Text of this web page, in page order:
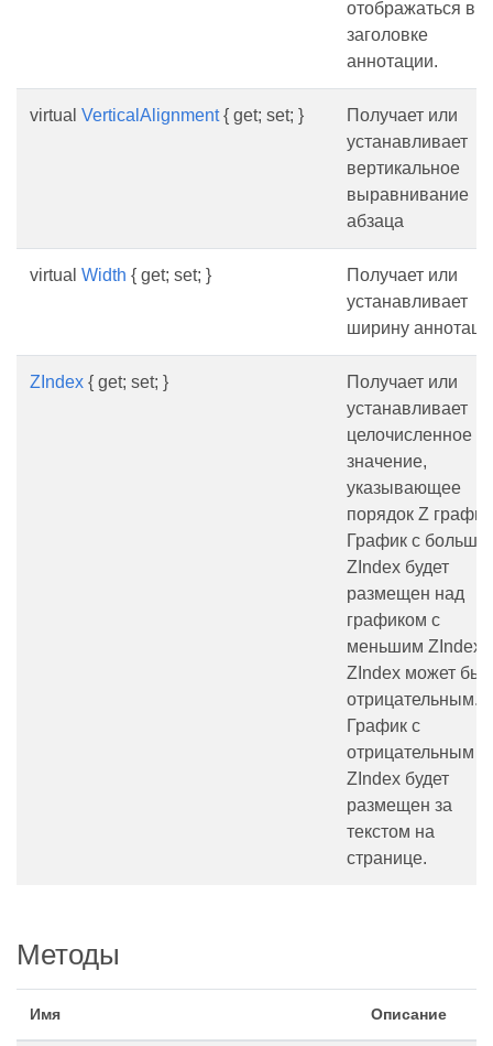
отображаться в
заголовке
аннотации.
virtual VerticalAlignment{ get; set; }
Получает или
устанавливает
вертикальное
выравнивание
абзаца
virtual Width { get; set; }
Получает или
устанавливает
ширину
ZIndex { get; set; }
Получает или
устанавливает
целочисленное
значение,
указывающее
порядок Z
График с
ZIndex будет
размещен над
графиком с
меньшим ZIndex.
ZIndex может
отрицательным.
График с
отрицательным
ZIndex будет
размещен за
текстом на
странице.
Методы
Имя Описание